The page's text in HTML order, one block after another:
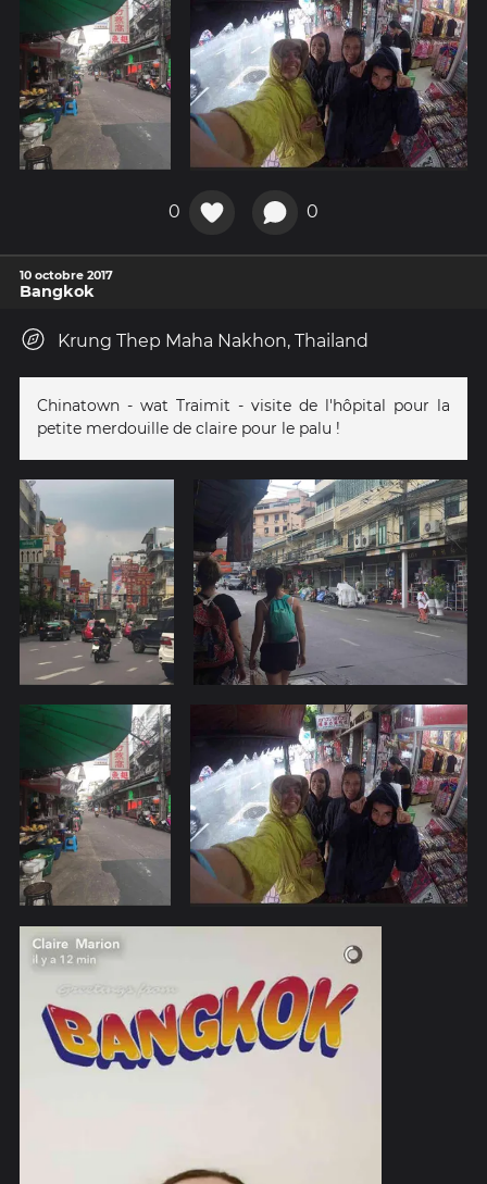
0 0
10 octobre 2017
Bangkok
Krung Thep Maha Nakhon, Thailand
Chinatown - wat Traimit - visite de l'hôpital pour la
petite merdouille de claire pour le palu !